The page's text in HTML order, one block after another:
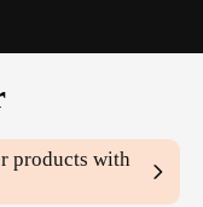
products with